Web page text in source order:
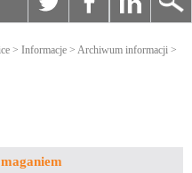
> Informacje > Archiwum informacji >